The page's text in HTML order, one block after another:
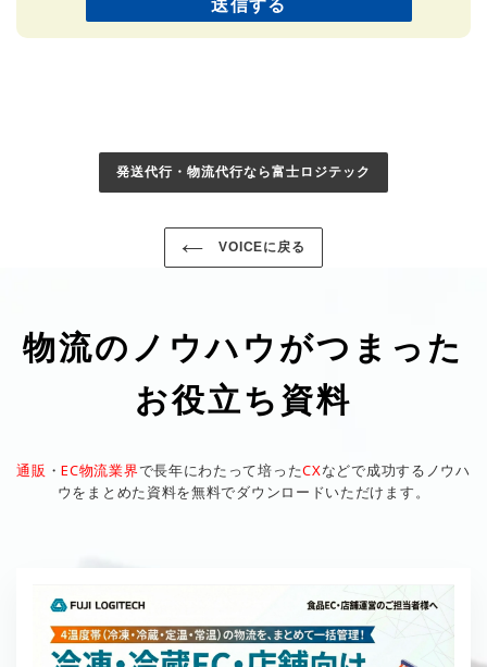
発送代行・物流代行なら富士ロジテック
VOICEに戻る
物流のノウハウがつまった
お役立ち資料
通販 ・EC物流業界で長年にわたって培ったCXなどで成功するノウハ
ウをまとめた資料を無料でダウンロードいただけます。